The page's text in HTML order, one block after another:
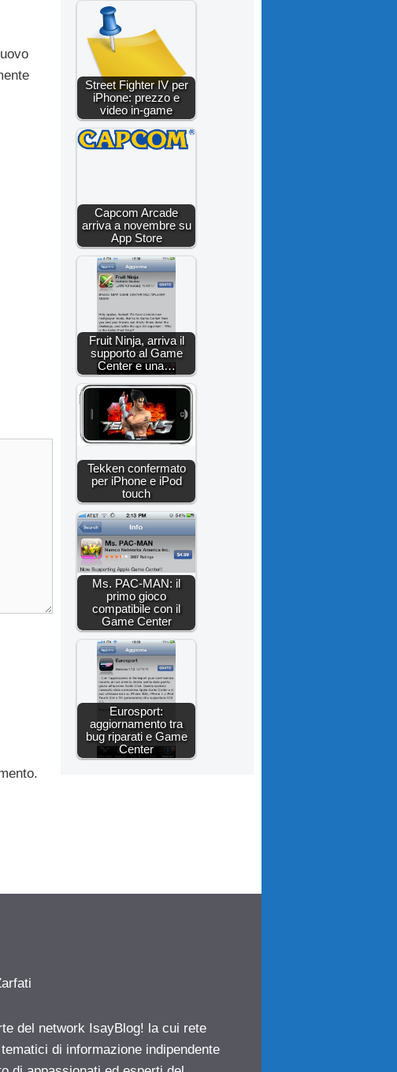
Street Fighter IV per
iPhone: prezzo e
video in-game
Capcom Arcade
arriva a novembre su
App Store
Fruit Ninja, arriva il
supporto al Game
Center e una…
Tekken confermato
per iPhone e iPod
touch
Ms. PAC-MAN: il
primo gioco
compatibile con il
Game Center
Eurosport:
aggiornamento tra
bug riparati e Game
Center
del network IsayBlog! la cui rete
di informazione indipendente